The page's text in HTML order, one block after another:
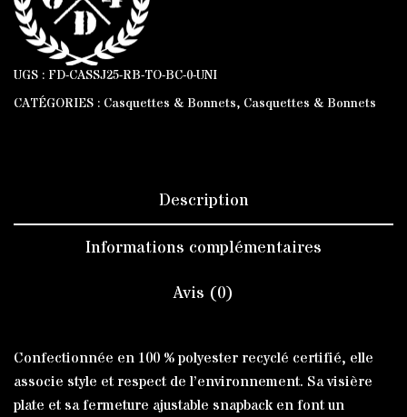
UGS : FD-CASSJ25-RB-TO-BC-0-UNI
CATÉGORIES : Casquettes & Bonnets, Casquettes & Bonnets
Description
Informations complémentaires
Avis (0)
Confectionnée en 100 % polyester recyclé certifié, elle
associe style et respect de l’environnement. Sa visière
plate et sa fermeture ajustable snapback en font un